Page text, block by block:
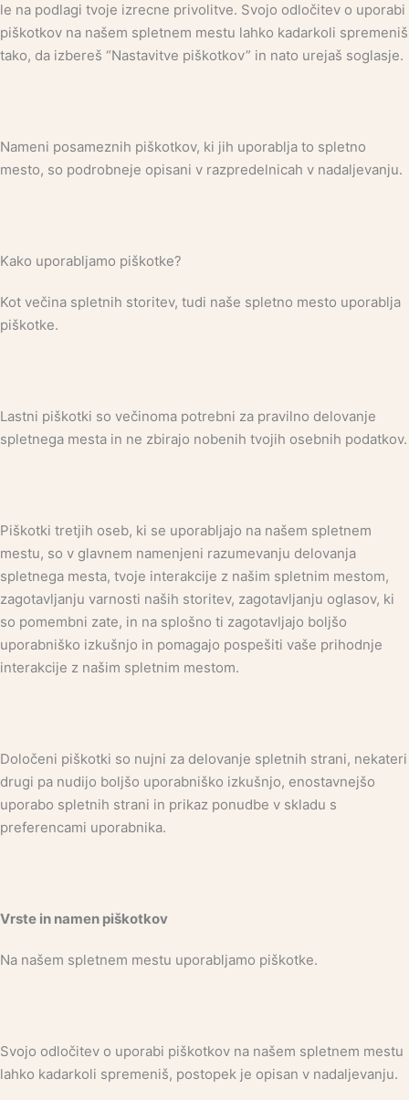
le na podlagi tvoje izrecne privolitve. Svojo odločitev o uporabi
piškotkov na našem spletnem mestu lahko kadarkoli spremeniš
tako, da izbereš “Nastavitve piškotkov” in nato urejaš soglasje.
Nameni posameznih piškotkov, ki jih uporablja to spletno
mesto, so podrobneje opisani v razpredelnicah v nadaljevanju.
Kako uporabljamo piškotke?
Kot večina spletnih storitev, tudi naše spletno mesto uporablja
piškotke.
Lastni piškotki so večinoma potrebni za pravilno delovanje
spletnega mesta in ne zbirajo nobenih tvojih osebnih podatkov.
Piškotki tretjih oseb, ki se uporabljajo na našem spletnem
mestu, so v glavnem namenjeni razumevanju delovanja
spletnega mesta, tvoje interakcije z našim spletnim mestom,
zagotavljanju varnosti naših storitev, zagotavljanju oglasov, ki
so pomembni zate, in na splošno ti zagotavljajo boljšo
uporabniško izkušnjo in pomagajo pospešiti vaše prihodnje
interakcije z našim spletnim mestom.
Določeni piškotki so nujni za delovanje spletnih strani, nekateri
drugi pa nudijo boljšo uporabniško izkušnjo, enostavnejšo
uporabo spletnih strani in prikaz ponudbe v skladu s
preferencami uporabnika.
Vrste in namen piškotkov
Na našem spletnem mestu uporabljamo piškotke.
Svojo odločitev o uporabi piškotkov na našem spletnem mestu
lahko kadarkoli spremeniš, postopek je opisan v nadaljevanju.